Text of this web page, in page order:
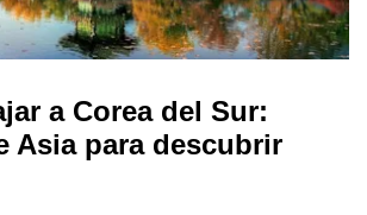
a Corea del Sur:
Asia para descubrir